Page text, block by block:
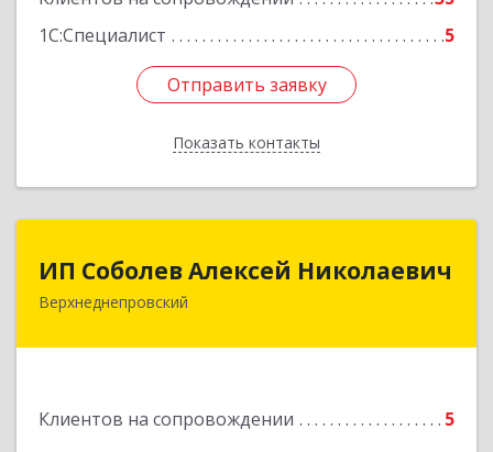
1С:Специалист
5
Отправить заявку
Показать контакты
Отправить заявку
Назад
ИП Соболев Алексей Николаевич
Верхнеднепровский
Клиентов на сопровождении 5
ИП Соболев Алексей Николаевич